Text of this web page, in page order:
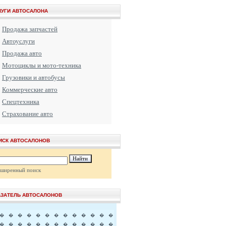
АВТОСАЛОНА
Продажа запчастей
Автоуслуги
Продажа авто
Мотоциклы и мото-техника
Грузовики и автобусы
Коммерческие авто
Спецтехника
Страхование авто
АВТОСАЛОНОВ
поиск
АВТОСАЛОНОВ
� � � � � � � � � � � �
�
� � � � � � � � � � � � �